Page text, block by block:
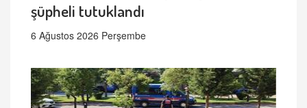
şüpheli tutuklandı
6 Ağustos 2026 Perşembe